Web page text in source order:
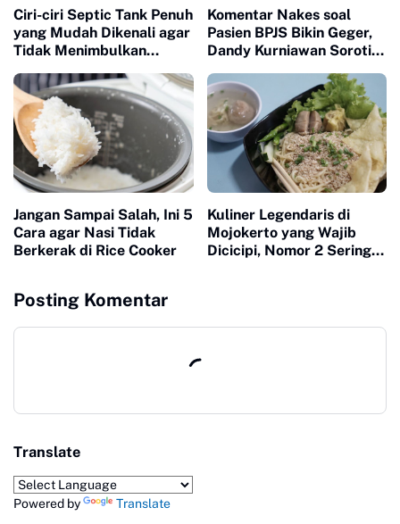
Ciri-ciri Septic Tank Penuh
yang Mudah Dikenali agar
Tidak Menimbulkan
Komentar Nakes soal
Pasien BPJS Bikin Geger,
Dandy Kurniawan Soroti
Jangan Sampai Salah, Ini 5
Cara agar Nasi Tidak
Berkerak di Rice Cooker
Kuliner Legendaris di
Mojokerto yang Wajib
Dicicipi, Nomor 2 Sering
Posting Komentar
Translate
Powered by Translate